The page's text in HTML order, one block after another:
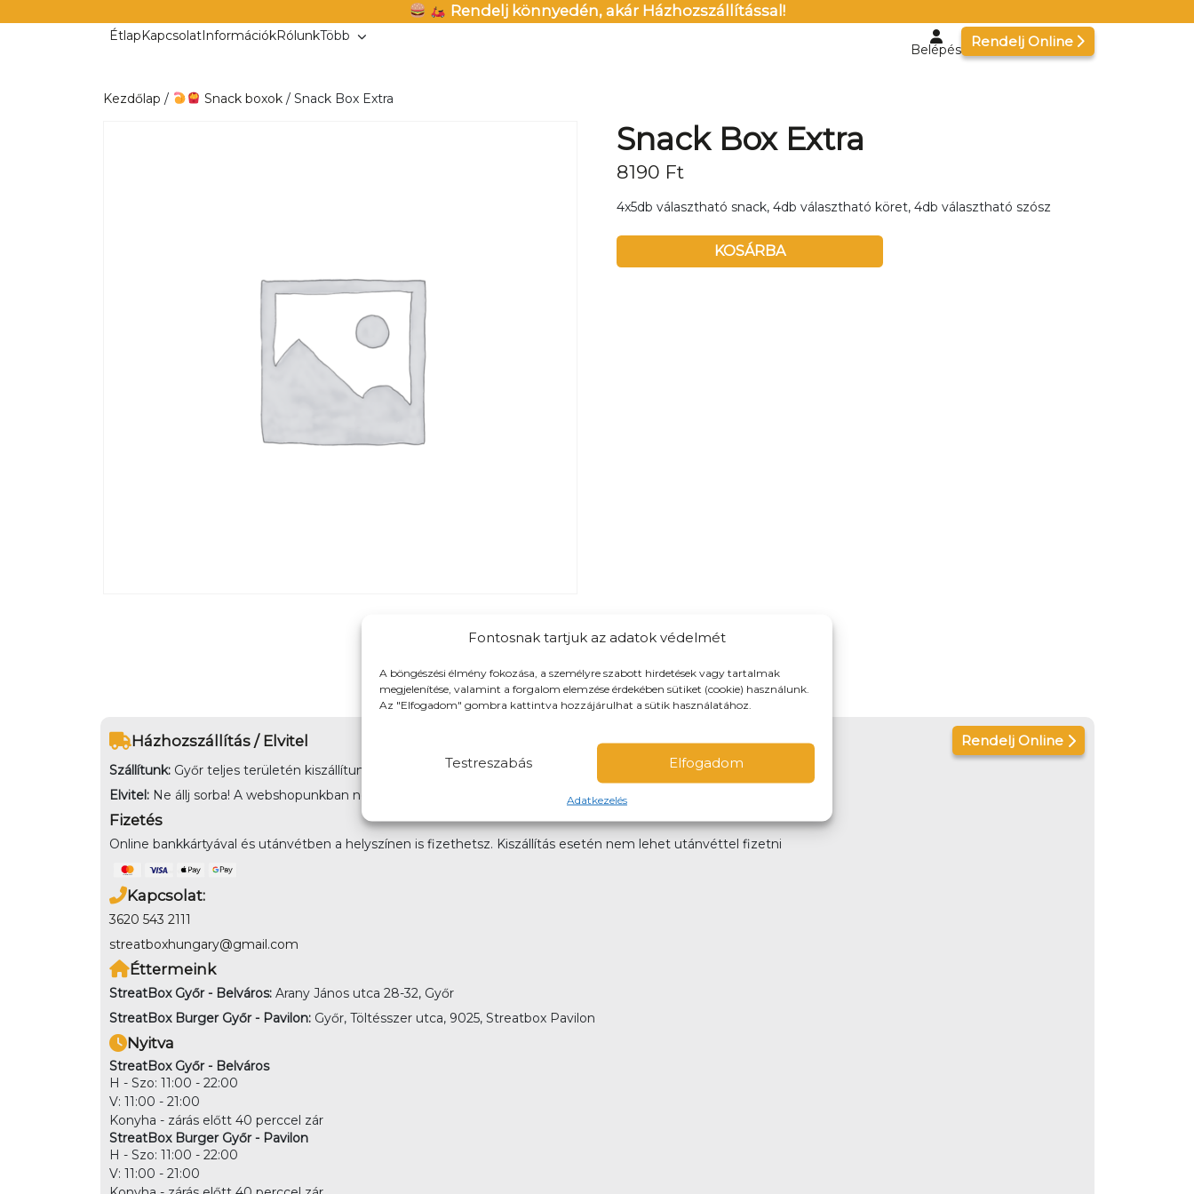
Fontosnak tartjuk az adatok védelmét
A böngészési élmény fokozása, a személyre szabott hirdetések vagy tartalmak
megjelenítése, valamint a forgalom elemzése érdekében sütiket (cookie) használunk.
Az "Elfogadom" gombra kattintva hozzájárulhat a sütik használatához.
Elfogadom
Testreszabás
Adatkezelés
a
Rendelj könnyedén, akár Házhozszállítással!
ÉtlapKapcsolatInformációkRólunkTöbb
Belépés
Rendelj Online
Kezdőlap / Snack boxok/ Snack Box Extra
Snack Box Extra
8190 Ft
4x5db választható snack, 4db választható köret, 4db választható szósz
KOSÁRBA
Tovább a teljes étlaphoz >
Házhozszállítás / Elvitel Rendelj Online
Szállítunk: Győr teljes területén kiszállítunk, és maximum 10-km-es körzetbe
Elvitel: Ne állj sorba! A webshopunkban nem csak kiszállításra, de előre is rendelhetsz elvitelre!
Fizetés
Online bankkártyával és utánvétben a helyszínen is fizethetsz. Kiszállítás esetén nem lehet utánvéttel fizetni
Kapcsolat:
3620 543 2111
streatboxhungary@gmail.com
Éttermeink
StreatBox Győr - Belváros: Arany János utca 28-32, Győr
StreatBox Burger Győr - Pavilon: Győr, Töltésszer utca, 9025, Streatbox Pavilon
Nyitva
StreatBox Győr - Belváros
H - Szo: 11:00 - 22:00
V: 11:00 - 21:00
Konyha - zárás előtt 40 perccel zár
StreatBox Burger Győr - Pavilon
H - Szo: 11:00 - 22:00
V: 11:00 - 21:00